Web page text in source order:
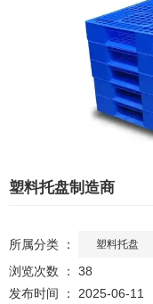
塑料托盘制造商
所属分类 ： 塑料托盘
浏览次数 ： 38
发布时间 ： 2025-06-11